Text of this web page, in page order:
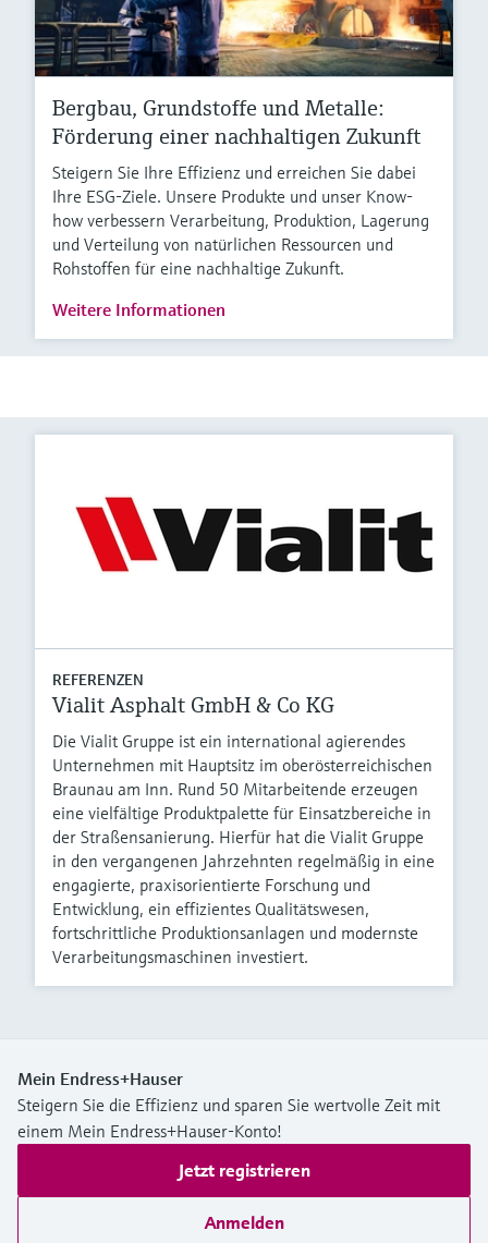
Bergbau, Grundstoffe und Metalle:
Förderung einer nachhaltigen Zukunft
Steigern Sie Ihre Effizienz und erreichen Sie dabei
Ihre ESG-Ziele. Unsere Produkte und unser Know-
how verbessern Verarbeitung, Produktion, Lagerung
und Verteilung von natürlichen Ressourcen und
Rohstoffen für eine nachhaltige Zukunft.
Weitere Informationen
REFERENZEN
Vialit Asphalt GmbH & Co KG
Die Vialit Gruppe ist ein international agierendes
Unternehmen mit Hauptsitz im oberösterreichischen
Braunau am Inn. Rund 50 Mitarbeitende erzeugen
eine vielfältige Produktpalette für Einsatzbereiche in
der Straßensanierung. Hierfür hat die Vialit Gruppe
in den vergangenen Jahrzehnten regelmäßig in eine
engagierte, praxisorientierte Forschung und
Entwicklung, ein effizientes Qualitätswesen,
fortschrittliche Produktionsanlagen und modernste
Verarbeitungsmaschinen investiert.
Mein Endress+Hauser
Steigern Sie die Effizienz und sparen Sie wertvolle Zeit mit
einem Mein Endress+Hauser-Konto!
Jetzt registrieren
Anmelden